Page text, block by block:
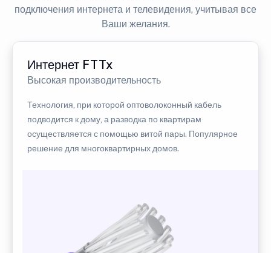
подключения интернета и телевидения, учитывая все
Ваши желания.
Интернет FTTx
Высокая производительность
Технология, при которой оптоволоконный кабель
подводится к дому, а разводка по квартирам
осуществляется с помощью витой пары. Популярное
решение для многоквартирных домов.